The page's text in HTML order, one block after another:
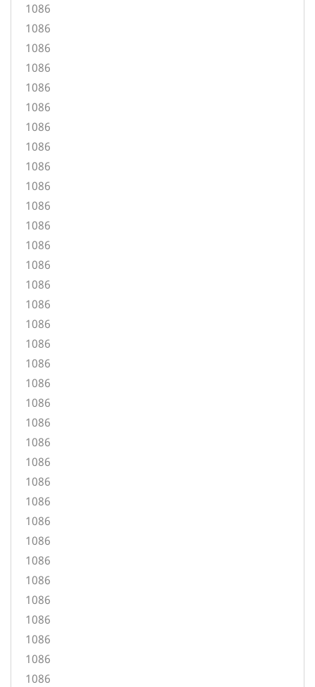
1086
1086
1086
1086
1086
1086
1086
1086
1086
1086
1086
1086
1086
1086
1086
1086
1086
1086
1086
1086
1086
1086
1086
1086
1086
1086
1086
1086
1086
1086
1086
1086
1086
1086
1086